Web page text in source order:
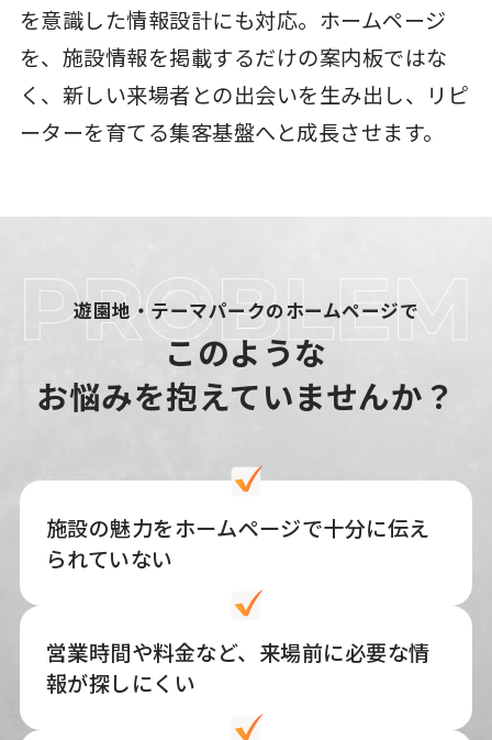
を意識した情報設計にも対応。ホームページ
を、施設情報を掲載するだけの案内板ではな
く、新しい来場者との出会いを生み出し、リピ
ーターを育てる集客基盤へと成長させます。
遊園地・テーマパークのホームページで
このような
お悩みを抱えていませんか？
施設の魅力をホームページで十分に伝え
られていない
営業時間や料金など、来場前に必要な情
報が探しにくい